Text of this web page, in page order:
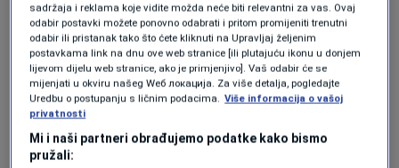
"Bosna i Hercegovina nije zaboravila ponijeti
ovaj ogromni lonac za kafu na Svjetsko
prvenstvo", napisao je Fox uz snimak.
Dodali su kako je riječ o najvećoj džezvi s
bosanskom kafom na svijetu.
sadržaja i reklama koje vidite možda neće biti relevantni za vas. Ovaj
odabir postavki možete ponovno odabrati i pritom promijeniti trenutni
odabir ili pristanak tako što ćete kliknuti na Upravljaj željenim
postavkama link na dnu ove web stranice [ili plutajuću ikonu u donjem
lijevom dijelu web stranice, ako je primjenjivo]. Vaš odabir će se
mijenjati u okviru našeg Wеб локација. Za više detalja, pogledajte
Uredbu o postupanju s ličnim podacima. Više informacija o vašoj
privatnosti
Mi i naši partneri obrađujemo podatke kako bismo
pružali: